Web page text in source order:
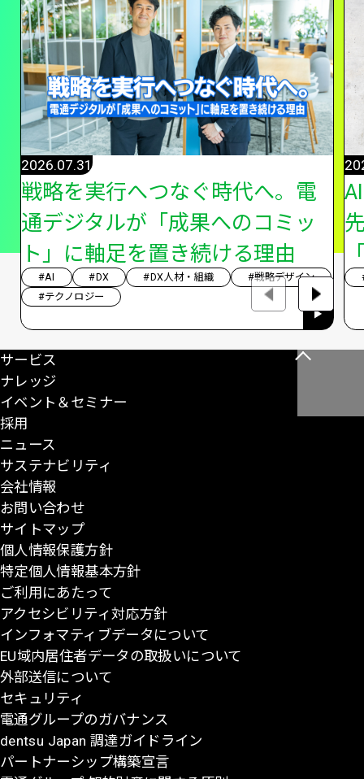
戦略を実行へつなぐ時代へ。電
通デジタルが「成果へのコミッ
ト」に軸足を置き続ける理由
2026.07.31
#AI #DX #DX人材・組織
#戦略デザイン
#テクノロジー
こ
サービス
ナレッジ
イベント＆セミナー
採用
ニュース
サステナビリティ
会社情報
お問い合わせ
サイトマップ
個人情報保護方針
特定個人情報基本方針
ご利用にあたって
アクセシビリティ対応方針
インフォマティブデータについて
EU域内居住者データの取扱いについて
外部送信について
セキュリティ
電通グループのガバナンス
dentsu Japan 調達ガイドライン
パートナーシップ構築宣言